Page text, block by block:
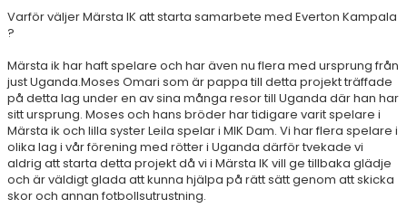
Varför väljer Märsta IK att starta samarbete med Everton Kampala
?
Märsta ik har haft spelare och har även nu flera med ursprung från
just Uganda.Moses Omari som är pappa till detta projekt träffade
på detta lag under en av sina många resor till Uganda där han har
sitt ursprung. Moses och hans bröder har tidigare varit spelare i
Märsta ik och lilla syster Leila spelar i MIK Dam. Vi har flera spelare i
olika lag i vår förening med rötter i Uganda därför tvekade vi
aldrig att starta detta projekt då vi i Märsta IK vill ge tillbaka glädje
och är väldigt glada att kunna hjälpa på rätt sätt genom att skicka
skor och annan fotbollsutrustning.